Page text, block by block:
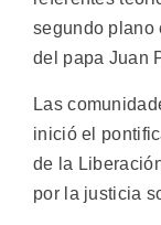
segundo plano
del papa Juan
Las
inició el
de la
por la justicia